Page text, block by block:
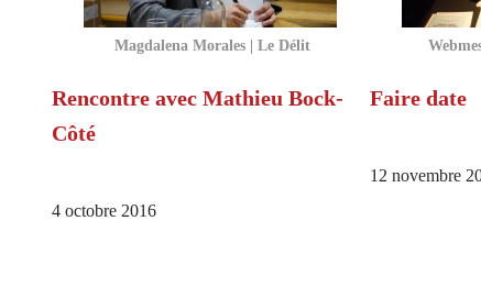
Magdalena Morales | Le Délit
Rencontre avec Mathieu Bock-
Côté
4 octobre 2016
Faire date
12 novembre